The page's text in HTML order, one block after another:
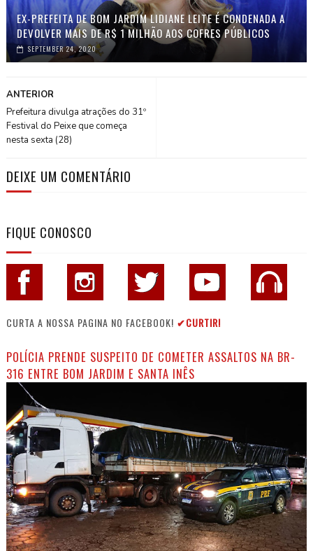
EX-PREFEITA DE BOM JARDIM LIDIANE LEITE É CONDENADA A
DEVOLVER MAIS DE R$ 1 MILHÃO AOS COFRES PÚBLICOS
SEPTEMBER 24, 2020
ANTERIOR
Prefeitura divulga atrações do 31º
Festival do Peixe que começa
nesta sexta (28)
DEIXE UM COMENTÁRIO
FIQUE CONOSCO
CURTA A NOSSA PAGINA NO FACEBOOK! ✔CURTIR!
POLÍCIA PRENDE SUSPEITO DE COMETER ASSALTOS NA BR-
316 ENTRE BOM JARDIM E SANTA INÊS